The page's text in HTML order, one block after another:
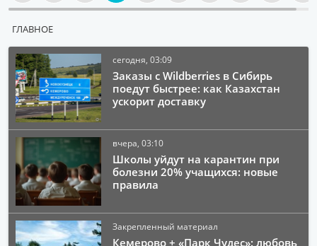
ГЛАВНОЕ
сегодня, 03:09
Заказы с Wildberries в Сибирь
поедут быстрее: как Казахстан
ускорит доставку
вчера, 03:10
Школы уйдут на карантин при
болезни 20% учащихся: новые
правила
Закрепленный материал
Кемерово + «Парк Чудес»: любовь